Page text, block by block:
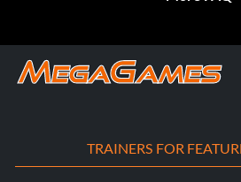
TRAINERS FOR